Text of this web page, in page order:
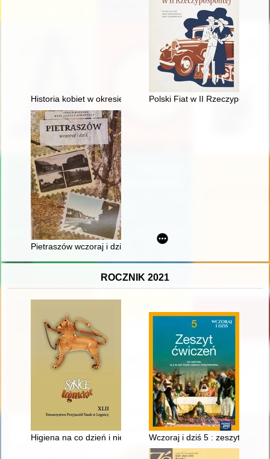
Historia kobiet w okresie 1945-1989 : dokonania naukowe,
Polski Fiat w II
Pietraszów wczoraj i dziś
ROCZNIK 2021
Higiena na co dzień i nie tylko : naczynia i sprzęty w zbiorach
Wczoraj i dziś 5 : zeszyt